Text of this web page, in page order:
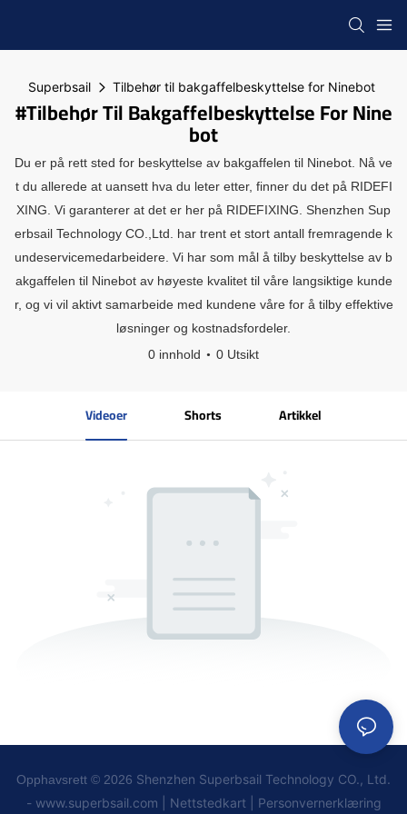
Superbsail Tilbehør til bakgaffelbeskyttelse for Ninebot
#Tilbehør Til Bakgaffelbeskyttelse For Nine
Bot
Du er på rett sted for beskyttelse av bakgaffelen til Ninebot. Nå ve
t du allerede at uansett hva du leter etter, finner du det på RIDEFI
XING. Vi garanterer at det er her på RIDEFIXING. Shenzhen Sup
erbsail Technology CO.,Ltd. har trent et stort antall fremragende k
undeservicemedarbeidere. Vi har som mål å tilby beskyttelse av b
akgaffelen til Ninebot av høyeste kvalitet til våre langsiktige kunde
r, og vi vil aktivt samarbeide med kundene våre for å tilby effektive
løsninger og kostnadsfordeler.
0 innhold
0 Utsikt
Videoer Shorts Artikkel
Opphavsrett © 2026 Shenzhen Superbsail Technology CO., Ltd.
- www.superbsail.com Nettstedkart Personvernerklæring